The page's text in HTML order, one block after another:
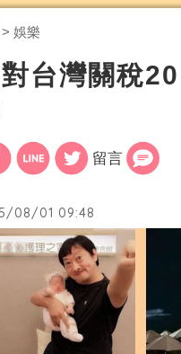
娛樂
台灣關稅
留言
08/01 09:48